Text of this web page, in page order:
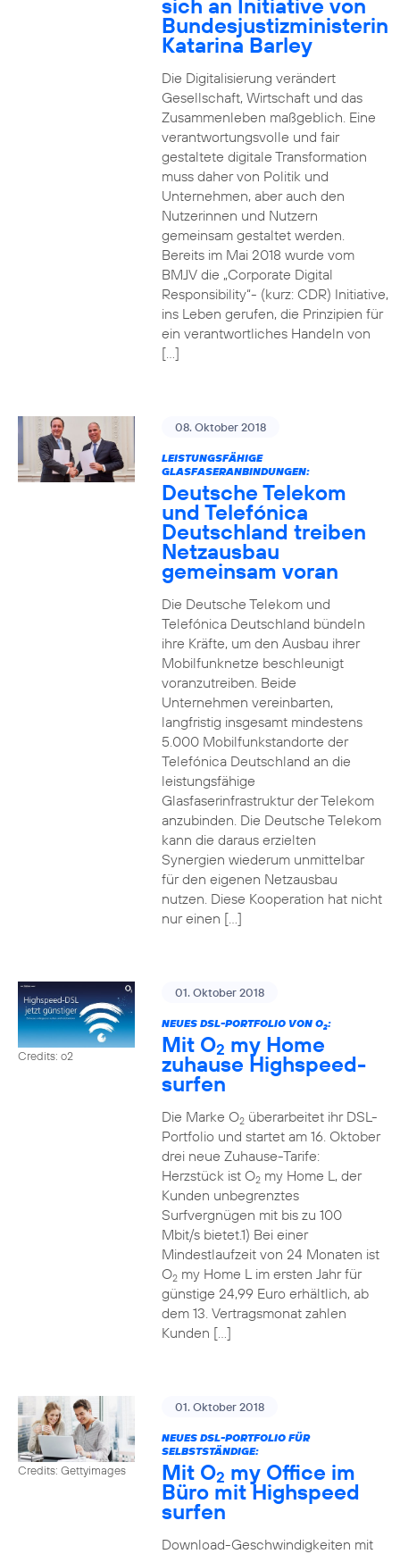
sich an Initiative von
Bundesjustizministerin
Katarina Barley
Die Digitalisierung verändert
Gesellschaft, Wirtschaft und das
Zusammenleben maßgeblich. Eine
verantwortungsvolle und fair
gestaltete digitale Transformation
muss daher von Politik und
Unternehmen, aber auch den
Nutzerinnen und Nutzern
gemeinsam gestaltet werden.
Bereits im Mai 2018 wurde vom
BMJV die „Corporate Digital
Responsibility“- (kurz: CDR) Initiative,
ins Leben gerufen, die Prinzipien für
ein verantwortliches Handeln von
[…]
08. Oktober 2018
LEISTUNGSFÄHIGE
GLASFASERANBINDUNGEN:
Deutsche Telekom
und Telefónica
Deutschland treiben
Netzausbau
gemeinsam voran
Die Deutsche Telekom und
Telefónica Deutschland bündeln
ihre Kräfte, um den Ausbau ihrer
Mobilfunknetze beschleunigt
voranzutreiben. Beide
Unternehmen vereinbarten,
langfristig insgesamt mindestens
5.000 Mobilfunkstandorte der
Telefónica Deutschland an die
leistungsfähige
Glasfaserinfrastruktur der Telekom
anzubinden. Die Deutsche Telekom
kann die daraus erzielten
Synergien wiederum unmittelbar
für den eigenen Netzausbau
nutzen. Diese Kooperation hat nicht
nur einen […]
Credits: o2
01. Oktober 2018
NEUES DSL-PORTFOLIO VON O2:
Mit O2 my Home
zuhause Highspeed-
surfen
Die Marke O2überarbeitet ihr DSL-
Portfolio und startet am 16. Oktober
drei neue Zuhause-Tarife:
Herzstück ist O2my Home L, der
Kunden unbegrenztes
Surfvergnügen mit bis zu 100
Mbit/s bietet.1) Bei einer
Mindestlaufzeit von 24 Monaten ist
O2my Home L im ersten Jahr für
günstige 24,99 Euro erhältlich, ab
dem 13. Vertragsmonat zahlen
Kunden […]
Credits: Gettyimages
01. Oktober 2018
NEUES DSL-PORTFOLIO FÜR
SELBSTSTÄNDIGE:
Mit O2 my Office im
Büro mit Highspeed
surfen
Download-Geschwindigkeiten mit